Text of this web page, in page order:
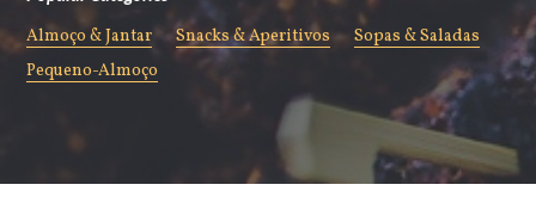
Almoço & Jantar Snacks & Aperitivos
Sopas & Saladas
Pequeno-Almoço